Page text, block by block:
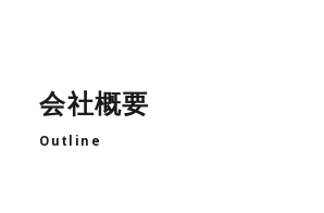
会社概要
Outline